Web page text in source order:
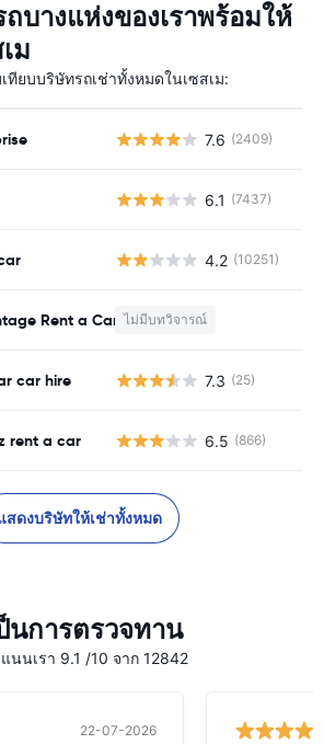
บางแห่งของเราพร้อมให้
ม
ทียบบริษัทรถเช่าทั้งหมดในเซสเม:
7.6 (2409)
6.1 (7437)
4.2 (10251)
Rent a Car ไม่มีบทวิจารณ์
car hire 7.3 (25)
rent a car 6.5 (866)
สดงบริษัทให้เช่าทั้งหมด
นการตรวจทาน
นนเรา 9.1 /10 จาก 12842
22-07-2026